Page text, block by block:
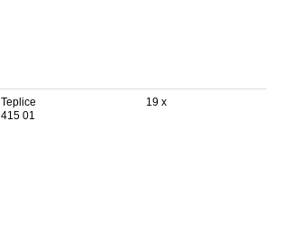
Teplice
415 01
19 x